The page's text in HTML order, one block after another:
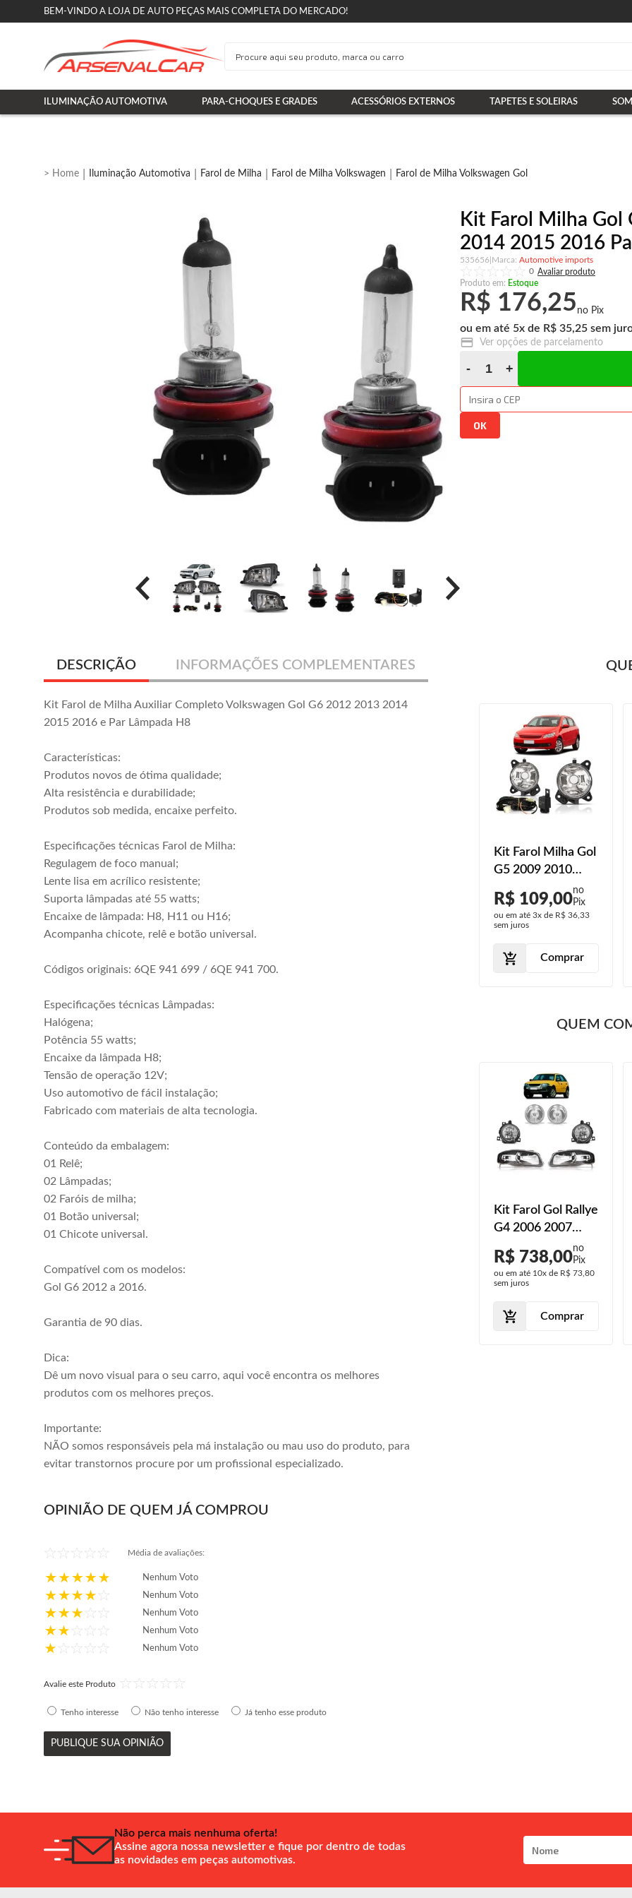
BEM-VINDO A LOJA DE AUTO PEÇAS MAIS COMPLETA DO MERCADO!
ILUMINAÇÃO AUTOMOTIVA PARA-CHOQUES E GRADES ACESSÓRIOS EXTERNOS TAPETES E SOLEIRAS
Iluminação Automotiva Farol de Milha Farol de Milha Volkswagen Farol de Milha Volkswagen Gol
Kit Farol Milha Gol
2014 2015 2016
535656
Automotive imports
0
Produto em: Estoque
R$ 176,25
5x R$ 35,25
Ver opções de parcelamento
DESCRIÇÃO INFORMAÇÕES COMPLEMENTARES
Kit Farol de Milha Auxiliar Completo Volkswagen Gol G6 2012 2013 2014
2015 2016 e Par Lâmpada H8
Características:
Produtos novos de ótima qualidade;
Alta resistência e durabilidade;
Produtos sob medida, encaixe perfeito.
Especificações técnicas Farol de Milha:
Regulagem de foco manual;
Lente lisa em acrílico resistente;
Suporta lâmpadas até 55 watts;
Encaixe de lâmpada: H8, H11 ou H16;
Acompanha chicote, relê e botão universal.
Códigos originais: 6QE 941 699 / 6QE 941 700.
Especificações técnicas Lâmpadas:
Halógena;
Potência 55 watts;
Encaixe da lâmpada H8;
Tensão de operação 12V;
Uso automotivo de fácil instalação;
Fabricado com materiais de alta tecnologia.
Conteúdo da embalagem:
01 Relê;
02 Lâmpadas;
02 Faróis de milha;
01 Botão universal;
01 Chicote universal.
Compatível com os modelos:
Gol G6 2012 a 2016.
Garantia de 90 dias.
Dica:
Dê um novo visual para o seu carro, aqui você encontra os melhores
produtos com os melhores preços.
Importante:
NÃO somos responsáveis pela má instalação ou mau uso do produto, para
evitar transtornos procure por um profissional especializado.
OPINIÃO DE QUEM JÁ COMPROU
Média de avaliações:
Nenhum Voto
Nenhum Voto
Nenhum Voto
Nenhum Voto
Nenhum Voto
Avalie este Produto
Tenho interesse Não tenho interesse Já tenho esse produto
PUBLIQUE SUA OPINIÃO
Farol Milha Gol G4
2006 2007 2008
2009 2010 2011
2012 2013 2014
R$ 59,00
Kit Farol Milha Gol
Cromado
ou em até
Kit Farol Milha Gol
G5 2009 2010
2011 2012 Botão
Universal Sem
Grade
R$ 109,00
ou em até 3x de R$ 36,33
sem juros
Comprar
QUEM
Kit Farol Milha Gol
G6 2013 2014
Universal Moldura
Milha
ou em até 5xde R$ 37,00
sem juros
Comprar
Kit Farol Gol Rallye
G4 2006 2007
2008 2009 2010
Máscara Negra
Farol Milha
R$ 738,00
ou em até 10x de R$ 73,80
sem juros
Comprar
Não perca mais nenhuma oferta!
Assine agora nossa newsletter e fique por dentro de todas
as novidades em peças automotivas.